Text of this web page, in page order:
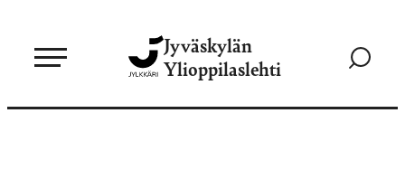
sisältöön
Jyväskylän
Ylioppilaslehti
Siirry